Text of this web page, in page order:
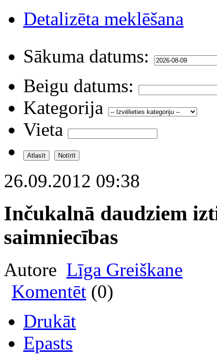
Detalizēta meklēšana
Sākuma datums:
Beigu datums:
Kategorija
Vieta
26.09.2012 09:38
Inčukalnā daudziem
saimniecības
Autore Līga Greiškane
Komentēt (0)
Drukāt
Epasts